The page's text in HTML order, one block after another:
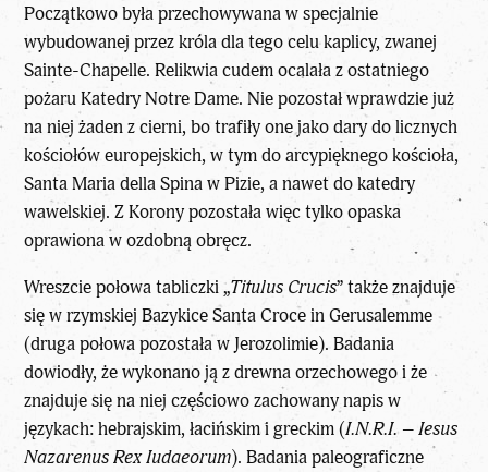
Początkowo była przechowywana w specjalnie
wybudowanej przez króla dla tego celu kaplicy, zwanej
Sainte-Chapelle. Relikwia cudem ocalała z ostatniego
pożaru Katedry Notre Dame. Nie pozostał wprawdzie już
na niej żaden z cierni, bo trafiły one jako dary do licznych
kościołów europejskich, w tym do arcypięknego kościoła,
Santa Maria della Spina w Pizie, a nawet do katedry
wawelskiej. Z Korony pozostała więc tylko opaska
oprawiona w ozdobną obręcz.
Wreszcie połowa tabliczki „Titulus Crucis” także znajduje
się w rzymskiej Bazykice Santa Croce in Gerusalemme
(druga połowa pozostała w Jerozolimie). Badania
dowiodły, że wykonano ją z drewna orzechowego i że
znajduje się na niej częściowo zachowany napis w
językach: hebrajskim, łacińskim i greckim (I.N.R.I. – Iesus
Nazarenus Rex Iudaeorum). Badania paleograficzne